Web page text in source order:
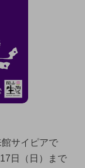
サイピアで
日（日）まで